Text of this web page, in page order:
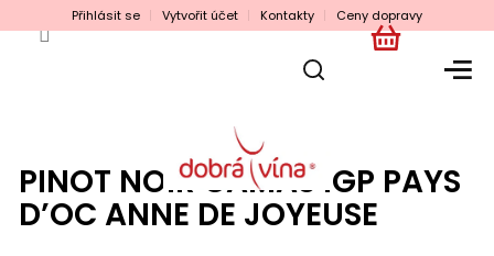
na
Přihlásit se Vytvořit účet Kontakty Ceny dopravy
NÁKUPNÍ
PINOT NOIR CAMAS IGP PAYS
D’OC ANNE DE JOYEUSE